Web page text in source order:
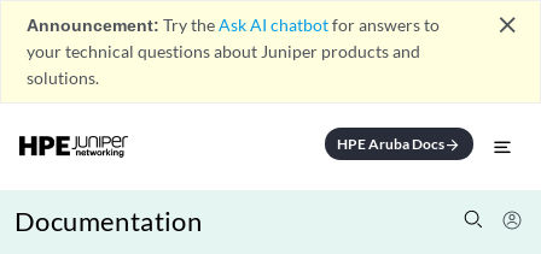
Announcement: Try theAsk AI chatbotfor answers to
your technical questions about Juniper products and
solutions.
close
HPE Aruba Docsarrow_forward
Documentation